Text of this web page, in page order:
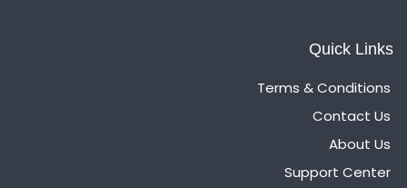
Quick Links
Terms & Conditions
Contact Us
About Us
Support Center